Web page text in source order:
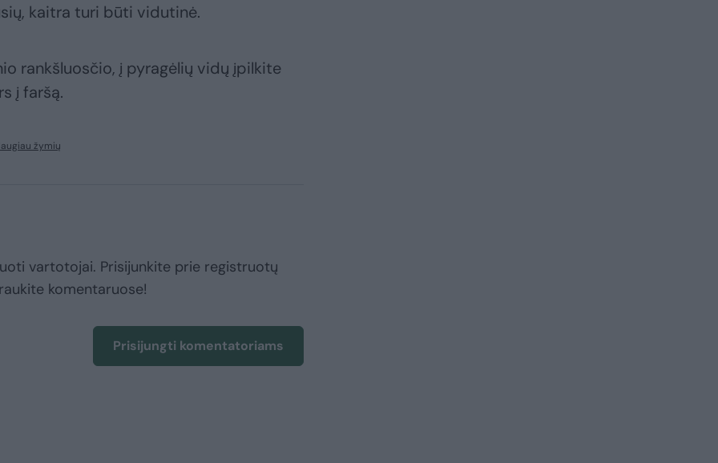
kaitra turi būti vidutinė.
rankšluosčio, į pyragėlių vidų įpilkite
į faršą.
žymių
vartotojai. Prisijunkite prie registruotų
komentaruose!
Prisijungti komentatoriams